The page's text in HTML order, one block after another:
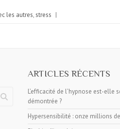
les autres,stress |
ARTICLES RÉCENTS
L’efficacité de l’hypnose est-elle
démontrée ?
Hypersensibilité : onze millions